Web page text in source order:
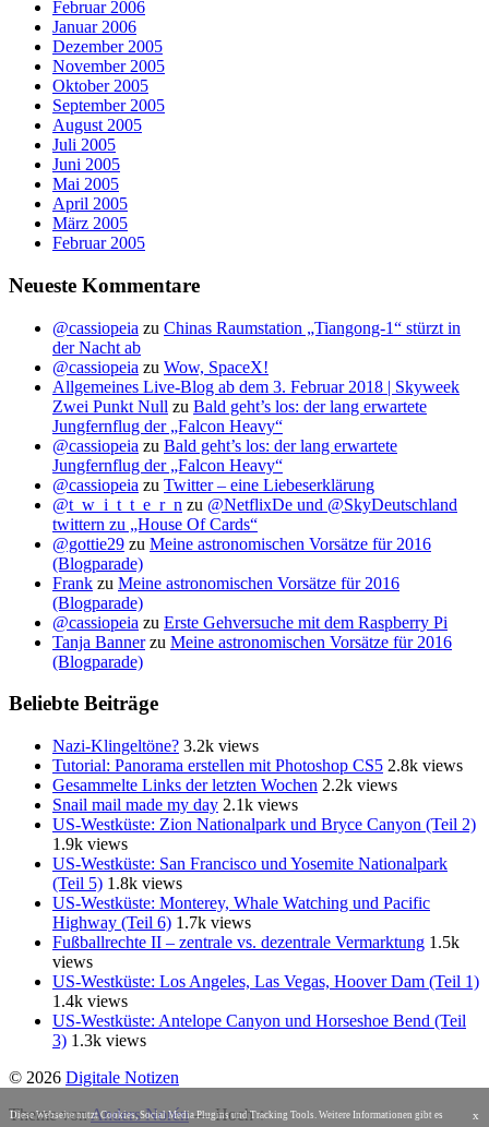
Februar 2006
Januar 2006
Dezember 2005
November 2005
Oktober 2005
September 2005
August 2005
Juli 2005
Juni 2005
Mai 2005
April 2005
März 2005
Februar 2005
Neueste Kommentare
@cassiopeia zu Chinas Raumstation „Tiangong-1“ stürzt in
der Nacht ab
@cassiopeia zu Wow, SpaceX!
Allgemeines Live-Blog ab dem 3. Februar 2018 | Skyweek
Zwei Punkt Null zu Bald geht’s los: der lang erwartete
Jungfernflug der „Falcon Heavy“
@cassiopeia zu Bald geht’s los: der lang erwartete
Jungfernflug der „Falcon Heavy“
@cassiopeia zu Twitter – eine Liebeserklärung
@t_w_i_t_t_e_r_n zu @NetflixDe und @SkyDeutschland
twittern zu „House Of Cards“
@gottie29 zu Meine astronomischen Vorsätze für 2016
(Blogparade)
Frank zu Meine astronomischen Vorsätze für 2016
(Blogparade)
@cassiopeia zu Erste Gehversuche mit dem Raspberry Pi
Tanja Bannerzu Meine astronomischen Vorsätze für 2016
(Blogparade)
Beliebte Beiträge
Nazi-Klingeltöne? 3.2k views
Tutorial: Panorama erstellen mit Photoshop CS5 2.8k views
Gesammelte Links der letzten Wochen 2.2k views
Snail mail made my day 2.1k views
US-Westküste: Zion Nationalpark und Bryce Canyon (Teil 2)
1.9k views
US-Westküste: San Francisco und Yosemite Nationalpark
(Teil 5) 1.8k views
US-Westküste: Monterey, Whale Watching und Pacific
Highway (Teil 6) 1.7k views
Fußballrechte II – zentrale vs. dezentrale Vermarktung 1.5k
views
US-Westküste: Los Angeles, Las Vegas, Hoover Dam (Teil 1)
1.4k views
US-Westküste: Antelope Canyon und Horseshoe Bend (Teil
3) 1.3k views
© 2026 Digitale Notizen
Theme vonAnders Norén—Hoch ↑
Diese Webseite nutzt Cookies, Social Media Plugins und Tracking Tools. Weitere Informationen gibt es x